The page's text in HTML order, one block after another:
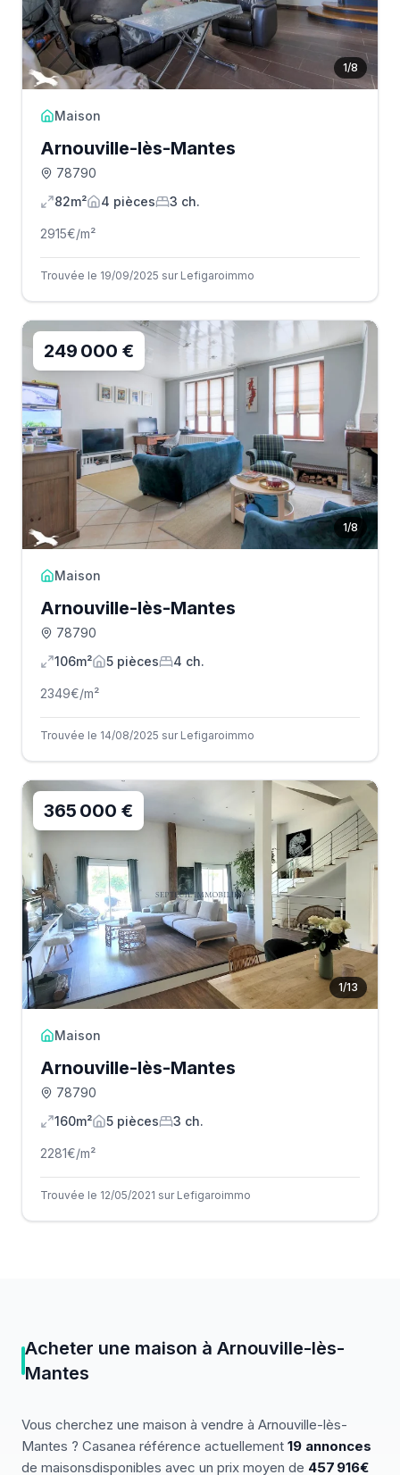
1/8
Maison
Arnouville-lès-Mantes
78790
82m²
4 pièces 3 ch.
2915€/m²
Trouvée le 19/09/2025 sur Lefigaroimmo
1/8
249 000 €
Maison
Arnouville-lès-Mantes
78790
106m²
5 pièces 4 ch.
2349€/m²
Trouvée le 14/08/2025 sur Lefigaroimmo
1/13
365 000 €
Maison
Arnouville-lès-Mantes
78790
160m²
5 pièces 3 ch.
2281€/m²
Trouvée le 12/05/2021 sur Lefigaroimmo
Acheter une maison à Arnouville-lès-
Mantes
Vous cherchez une maison à vendre à Arnouville-lès-
Mantes ? Casanea référence actuellement 19 annonces
de maisonsdisponibles avec un prix moyen de 457 916€